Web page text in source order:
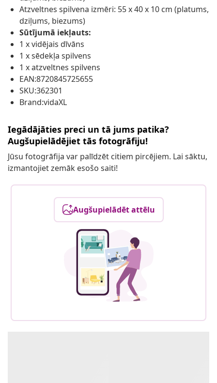
Atzveltnes spilvena izmēri: 55 x 40 x 10 cm (platums,
dziļums, biezums)
Sūtījumā iekļauts:
1 x vidējais dīvāns
1 x sēdekļa spilvens
1 x atzveltnes spilvens
EAN:8720845725655
SKU:362301
Brand:vidaXL
Iegādājāties preci un tā jums patika?
Augšupielādējiet tās fotogrāfiju!
Jūsu fotogrāfija var palīdzēt citiem pircējiem. Lai sāktu,
izmantojiet zemāk esošo saiti!
Augšupielādēt attēlu